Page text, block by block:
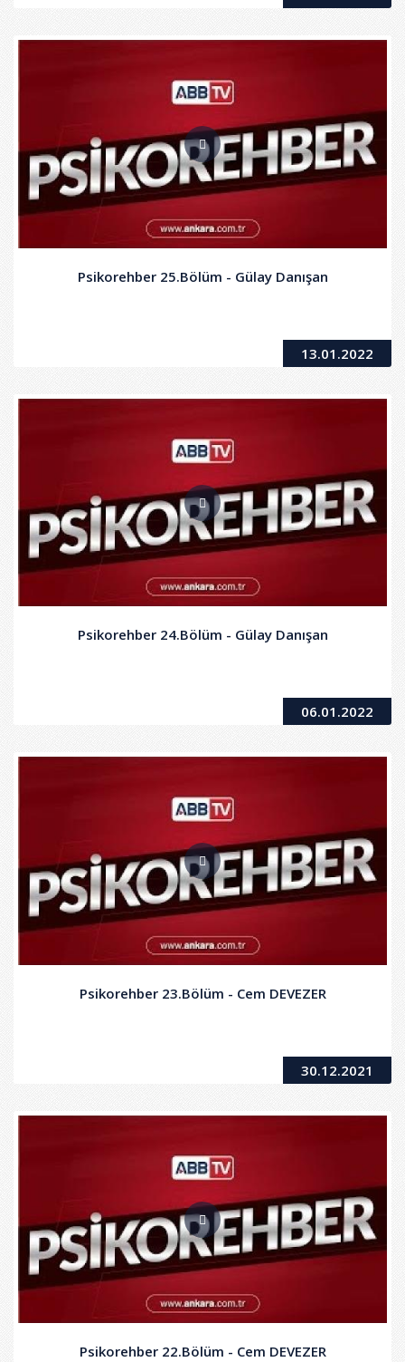
Psikorehber 25.Bölüm - Gülay Danışan
13.01.2022
Psikorehber 24.Bölüm - Gülay Danışan
06.01.2022
Psikorehber 23.Bölüm - Cem DEVEZER
30.12.2021
Psikorehber 22.Bölüm - Cem DEVEZER